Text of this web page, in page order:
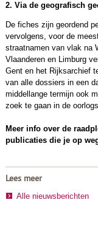
2. Via de geografisch
De fiches zijn geordend
vervolgens, voor de
straatnamen van vlak na
Vlaanderen en Limburg
Gent en het Rijksarchief
van alle dossiers in een
middellange termijn ook
zoek te gaan in de
Meer info over de
publicaties die je op
Lees meer
Alle nieuwsberichten